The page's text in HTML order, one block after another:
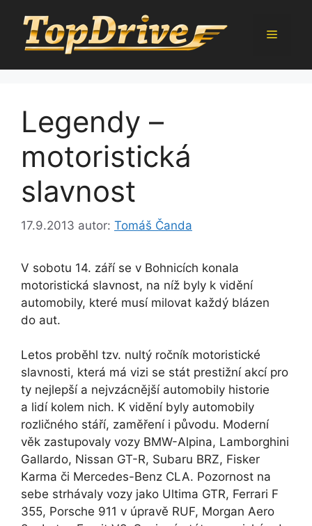
obsah
Menu
Legendy –
motoristická
slavnost
17.9.2013 autor: Tomáš Čanda
V sobotu 14. září se v Bohnicích konala
motoristická slavnost, na níž byly k vidění
automobily, které musí milovat každý blázen
do aut.
Letos proběhl tzv. nultý ročník motoristické
slavnosti, která má vizi se stát prestižní akcí pro
ty nejlepší a nejvzácnější automobily historie
a lidí kolem nich. K vidění byly automobily
rozličného stáří, zaměření i původu. Moderní
věk zastupovaly vozy BMW-Alpina, Lamborghini
Gallardo, Nissan GT-R, Subaru BRZ, Fisker
Karma či Mercedes-Benz CLA. Pozornost na
sebe strhávaly vozy jako Ultima GTR, Ferrari F
355, Porsche 911 v úpravě RUF, Morgan Aero